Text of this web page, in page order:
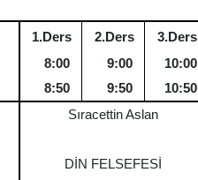
1.Ders 2.Ders 3.Ders
8:00
8:50
9:00
9:50
10:00
10:50
Sıracettin Aslan
DİN FELSEFESİ